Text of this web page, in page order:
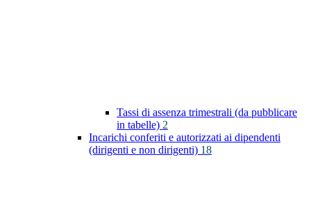
Tassi di assenza trimestrali (da pubblicare
in tabelle) 2
Incarichi conferiti e autorizzati ai dipendenti
(dirigenti e non dirigenti) 18